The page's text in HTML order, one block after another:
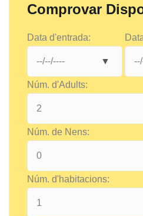
Comprovar
Data d'entrada:
Núm. d'Adults:
Núm. de Nens:
Núm. d'habitacions: